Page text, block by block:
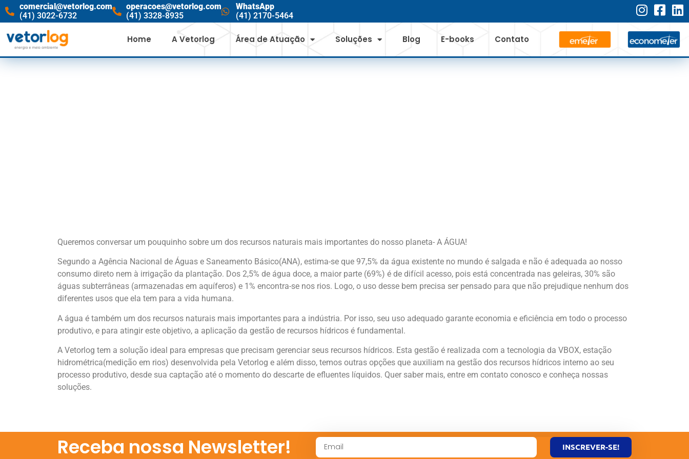
comercial@vetorlog.com
(41) 3022-6732
operacoes@vetorlog.com
(41) 3328-8935
WhatsApp
(41) 2170-5464
Home A Vetorlog Área de Atuação Soluções Blog E-books Contato
Queremos conversar um pouquinho sobre um dos recursos naturais mais importantes do nosso planeta- A ÁGUA!
Segundo a Agência Nacional de Águas e Saneamento Básico(ANA), estima-se que 97,5% da água existente no mundo é salgada e não é adequada ao nosso
consumo direto nem à irrigação da plantação. Dos 2,5% de água doce, a maior parte (69%) é de difícil acesso, pois está concentrada nas geleiras, 30% são
águas subterrâneas (armazenadas em aquíferos) e 1% encontra-se nos rios. Logo, o uso desse bem precisa ser pensado para que não prejudique nenhum dos
diferentes usos que ela tem para a vida humana.
A água é também um dos recursos naturais mais importantes para a indústria. Por isso, seu uso adequado garante economia e eficiência em todo o processo
produtivo, e para atingir este objetivo, a aplicação da gestão de recursos hídricos é fundamental.
A Vetorlog tem a solução ideal para empresas que precisam gerenciar seus recursos hídricos. Esta gestão é realizada com a tecnologia da VBOX, estação
hidrométrica(medição em rios) desenvolvida pela Vetorlog e além disso, temos outras opções que auxiliam na gestão dos recursos hídricos interno ao seu
processo produtivo, desde sua captação até o momento do descarte de efluentes líquidos. Quer saber mais, entre em contato conosco e conheça nossas
soluções.
Receba nossa Newsletter! INSCREVER-SE!